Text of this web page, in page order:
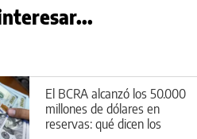
El BCRA alcanzó los 50.000
millones de dólares en
reservas: qué dicen los